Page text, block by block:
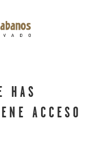
HAS
ACCESO